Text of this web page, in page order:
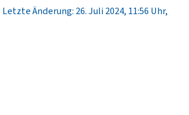
Letzte Änderung: 26. Juli 2024, 11:56 Uhr,